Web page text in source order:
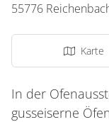
55776
Karte
In der
gusseiserne